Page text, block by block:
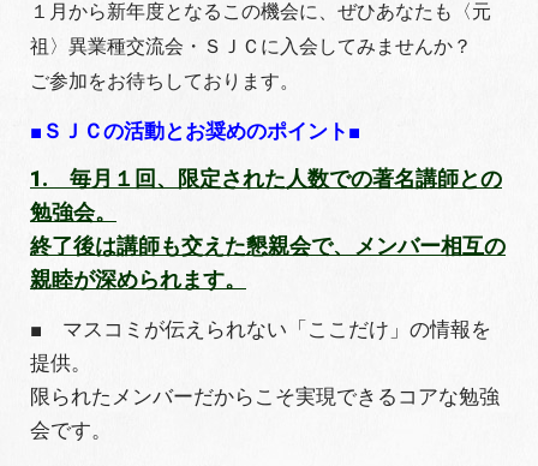
１月から新年度となるこの機会に、ぜひあなたも〈元
祖〉異業種交流会・ＳＪＣに入会してみませんか？
ご参加をお待ちしております。
■ＳＪＣの活動とお奨めのポイント■
1. 毎月１回、限定された人数での著名講師との
勉強会。
終了後は講師も交えた懇親会で、メンバー相互の
親睦が深められます。
■ マスコミが伝えられない「ここだけ」の情報を
提供。
限られたメンバーだからこそ実現できるコアな勉強
会です。